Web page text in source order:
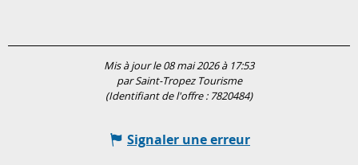
Mis à jour le 08 mai 2026 à 17:53
par Saint-Tropez Tourisme
(Identifiant de l'offre : 7820484)
Signaler une erreur